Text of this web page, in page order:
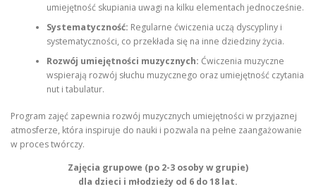
umiejętność skupiania uwagi na kilku elementach jednocześnie.
Systematyczność: Regularne ćwiczenia uczą dyscypliny i
systematyczności, co przekłada się na inne dziedziny życia.
Rozwój umiejętności muzycznych: Ćwiczenia muzyczne
wspierają rozwój słuchu muzycznego oraz umiejętność czytania
nut i tabulatur.
Program zajęć zapewnia rozwój muzycznych umiejętności w przyjaznej
atmosferze, która inspiruje do nauki i pozwala na pełne zaangażowanie
w proces twórczy.
Zajęcia grupowe (po 2-3 osoby w grupie)
dla dzieci i młodzieży od 6 do 18 lat.